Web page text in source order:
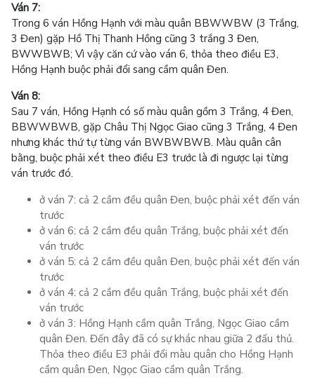
Ván 7:
Trong 6 ván Hồng Hạnh với màu quân BBWWBW (3 Trắng,
3 Đen) gặp Hồ Thị Thanh Hồng cũng 3 trắng 3 Đen,
BWWBWB; Vì vậy căn cứ vào ván 6, thỏa theo điều E3,
Hồng Hạnh buộc phải đổi sang cầm quân Đen.
Ván 8:
Sau 7 ván, Hồng Hạnh có số màu quân gồm 3 Trắng, 4 Đen,
BBWWBWB, gặp Châu Thị Ngọc Giao cũng 3 Trắng, 4 Đen
nhưng khác thứ tự từng ván BWBWBWB. Màu quân cân
bằng, buộc phải xét theo điều E3 trước là đi ngược lại từng
ván trước đó.
ở ván 7: cả 2 cầm đều quân Đen, buộc phải xét đến ván
trước
ở ván 6: cả 2 cầm đều quân Trắng, buộc phải xét đến
ván trước
ở ván 5: cả 2 cầm đều quân Đen, buộc phải xét đến ván
trước
ở ván 4: cả 2 cầm đều quân Trắng, buộc phải xét đến
ván trước
ở ván 3: Hồng Hạnh cầm quân Trắng, Ngọc Giao cầm
quân Đen. Đến đây đã có sự khác nhau giữa 2 đấu thủ.
Thỏa theo điều E3 phải đổi màu quân cho Hồng Hạnh
cầm quân Đen, Ngọc Giao cầm quân Trắng.